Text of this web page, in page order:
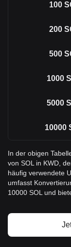
100
200
500
1000
5000
10000
In der obigen
von SOL in KWD,
häufig verwendete
umfasst
10000 SOL und